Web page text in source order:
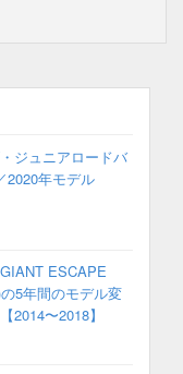
ジュニアロードバ
2020年モデル
ESCAPE
5年間のモデル変
2014〜2018】